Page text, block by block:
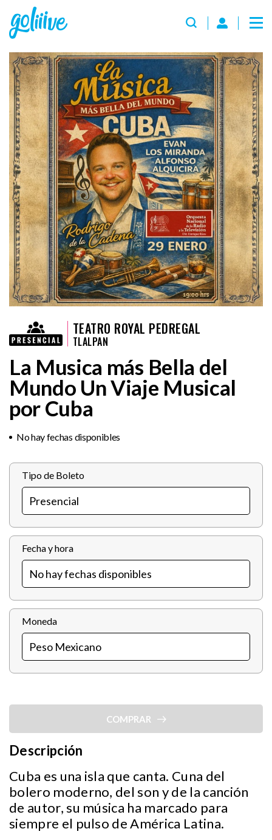
TEATRO ROYAL PEDREGAL
TLALPAN
La Musica más Bella del
Mundo Un Viaje Musical
por Cuba
No hay fechas disponibles
Tipo de Boleto
Fecha y hora
Moneda
COMPRAR
Descripción
Cuba es una isla que canta. Cuna del
bolero moderno, del son y de la canción
de autor, su música ha marcado para
siempre el pulso de América Latina.